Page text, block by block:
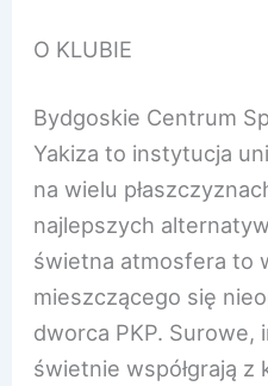
O KLUBIE
Bydgoskie Centrum
Yakiza to instytucja
na wielu
najlepszych
świetna atmosfera to
mieszczącego się
dworca PKP. Surowe,
świetnie współgrają z